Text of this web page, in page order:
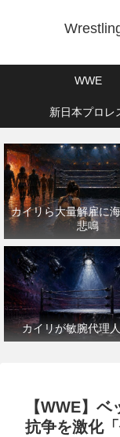
WWE
新日本プロレ
カイリら大量解雇に
悲鳴
カイリが敏腕代理
【WWE】
抗争を激化